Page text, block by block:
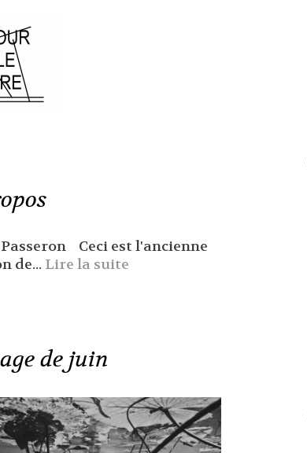
Ceci est l'ancienne
de... Lire la suite
de juin